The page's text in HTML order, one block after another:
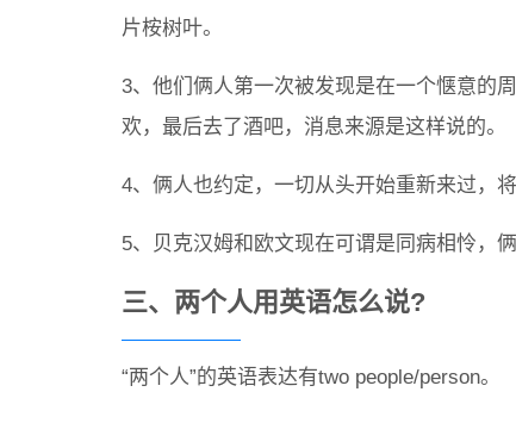
片桉树叶。
3、他们俩人第一次被发现是在一个惬意的
欢，最后去了酒吧，消息来源是这样说的。
4、俩人也约定，一切从头开始重新来过，
5、贝克汉姆和欧文现在可谓是同病相怜，
三、两个人用英语怎么说?
“两个人”的英语表达有two people/person。